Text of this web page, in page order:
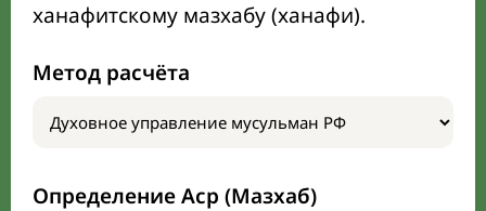
ханафитскому мазхабу (ханафи).
Метод расчёта
Определение Аср (Мазхаб)